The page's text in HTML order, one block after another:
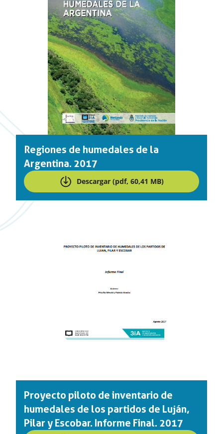
Regiones de humedales de la
Argentina. 2017
Descargar (pdf, 60,41 MB)
Proyecto piloto de inventario de
humedales de los partidos de Luján,
Pilar y Escobar. Informe Final. 2017